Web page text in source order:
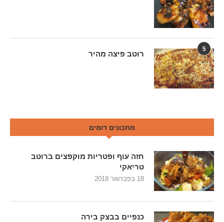
5
רוטב פיצה מהיר
מתכונים דומים
חזה עוף ופטריות מוקפצים ברוטב
טריאקי
18 בפברואר 2018
כנפיים בבצק בירה